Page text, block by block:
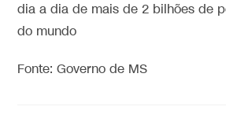
dia a dia de mais de 2 bilhões de
do mundo
Fonte: Governo de MS